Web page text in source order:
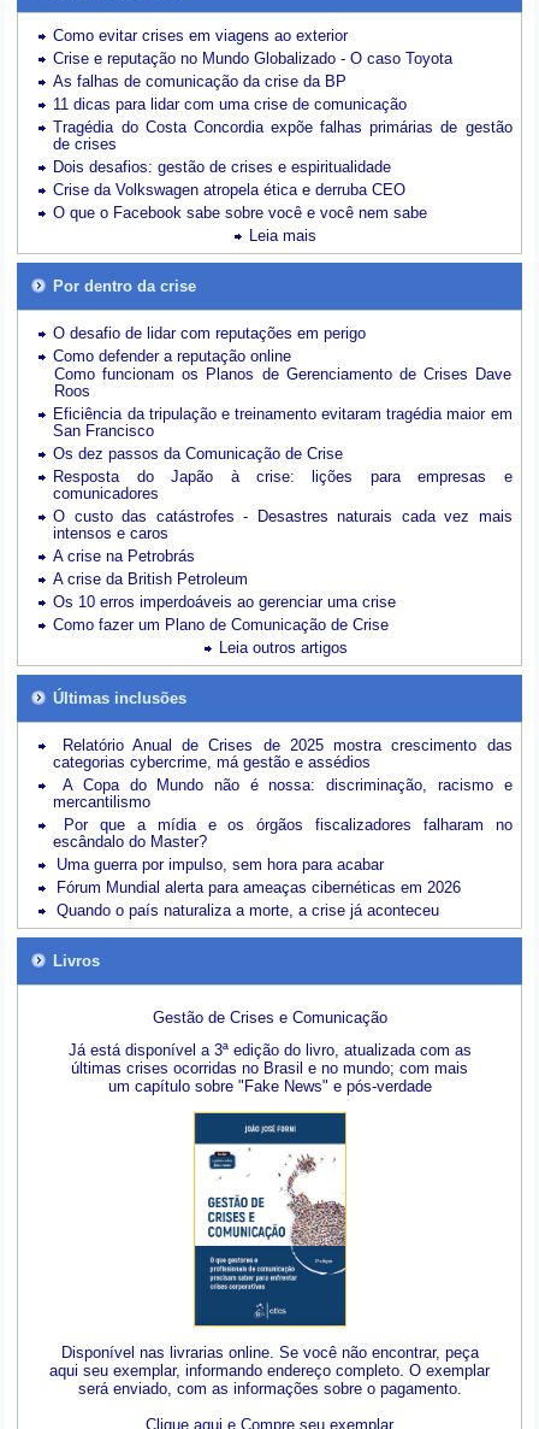
Como evitar crises em viagens ao exterior
Crise e reputação no Mundo Globalizado - O caso Toyota
As falhas de comunicação da crise da BP
11 dicas para lidar com uma crise de comunicação
Tragédia do Costa Concordia expõe falhas primárias de gestão
de crises
Dois desafios: gestão de crises e espiritualidade
Crise da Volkswagen atropela ética e derruba CEO
O que o Facebook sabe sobre você e você nem sabe
Leia mais
Por dentro da crise
O desafio de lidar com reputações em perigo
Como defender a reputação online
Como funcionam os Planos de Gerenciamento de Crises Dave
Roos
Eficiência da tripulação e treinamento evitaram tragédia maior em
San Francisco
Os dez passos da Comunicação de Crise
Resposta do Japão à crise: lições para empresas e
comunicadores
O custo das catástrofes -
Desastres naturais cada vez mais
intensos e caros
A crise na Petrobrás
A crise da British Petroleum
Os 10 erros imperdoáveis ao gerenciar uma crise
Como fazer um Plano de Comunicação de Crise
Leia outros artigos
Últimas inclusões
Relatório Anual de Crises de 2025 mostra crescimento das
categorias cybercrime, má gestão e assédios
A Copa do Mundo não é nossa: discriminação, racismo e
mercantilismo
Por que a mídia e os órgãos fiscalizadores falharam no
escândalo do Master?
Uma guerra por impulso, sem hora para acabar
Fórum Mundial alerta para ameaças cibernéticas em 2026
Quando o país naturaliza a morte, a crise já aconteceu
Livros
Gestão de Crises e Comunicação
Já está disponível a 3ª edição do livro, atualizada com as
últimas crises ocorridas no Brasil e no mundo; com mais
um capítulo sobre "Fake News" e pós-verdade
Disponível nas livrarias online. Se você não encontrar, peça
aqui seu exemplar, informando endereço completo. O exemplar
será enviado, com as informações sobre o pagamento.
Clique aqui e Compre seu exemplar